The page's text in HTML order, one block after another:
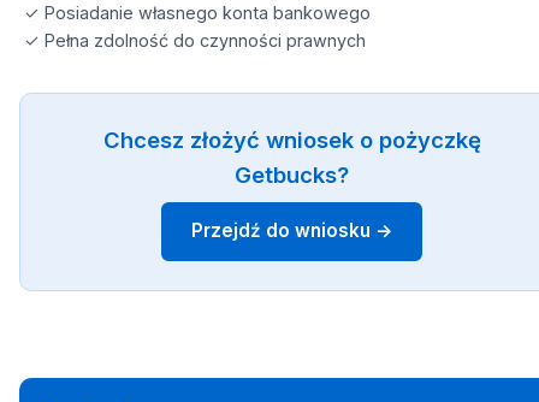
✓ Posiadanie własnego konta bankowego
✓ Pełna zdolność do czynności prawnych
Chcesz złożyć wniosek o pożyczkę
Getbucks?
Przejdź do wniosku →